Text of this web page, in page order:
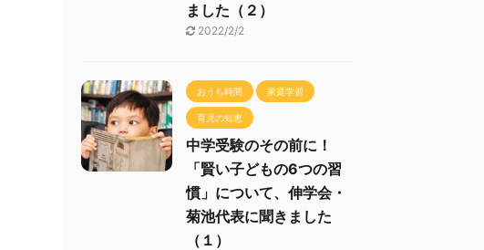
ました（２）
2022/2/2
おうち時間 家庭学習
育児の知恵
中学受験のその前に！
「賢い子どもの6つの習
慣」について、伸学会・
菊池代表に聞きました
（１）